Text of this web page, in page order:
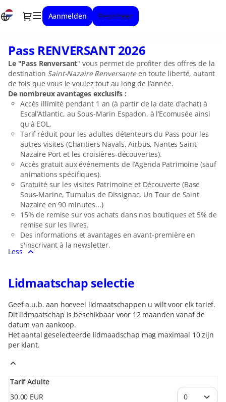
Dialog
Aanmelden Registreer
selectie
2026]
Verbluffend
Saint-
Nazaire
Pass
RENVERSANT
2026
Pass RENVERSANT 2026
Le "Pass Renversant" vous permet de profiter des offres de la
destination Saint-Nazaire Renversanteen toute liberté, autant
de fois que vous le voulez tout au long de l’année.
De nombreux avantages exclusifs :
Accès illimité pendant 1 an (à partir de la date d’achat) à
Escal’Atlantic, au Sous-Marin Espadon, à l’Ecomusée ainsi
qu'à EOL.
Tarif réduit pour les adultes détenteurs du Pass pour les
autres visites (Chantiers Navals, Airbus, Nantes Saint-
Nazaire Port et les croisières-découvertes).
Accès gratuit aux événements de l’Agenda Patrimoine (sauf
animations spécifiques).
Gratuité sur les visites Patrimoine et Découverte (Base
Sous-Marine, Tumulus de Dissignac, Un Tour de Saint
Nazaire en 90 minutes...)
15% de remise sur vos achats dans nos boutiques et 5% de
remise sur les livres.
Des informations et avantages en avant-première en
s'inscrivant à la newsletter.
Less
Lidmaatschap selectie
Geef a.u.b. aan hoeveel lidmaatschappen u wilt voor elk tarief.
Dit lidmaatschap is beschikbaar voor 12 maanden vanaf de
datum van aankoop.
Het aantal geselecteerde lidmaadschap mag maximaal 10zijn
per klant.
Tarif Adulte
30.00 EUR